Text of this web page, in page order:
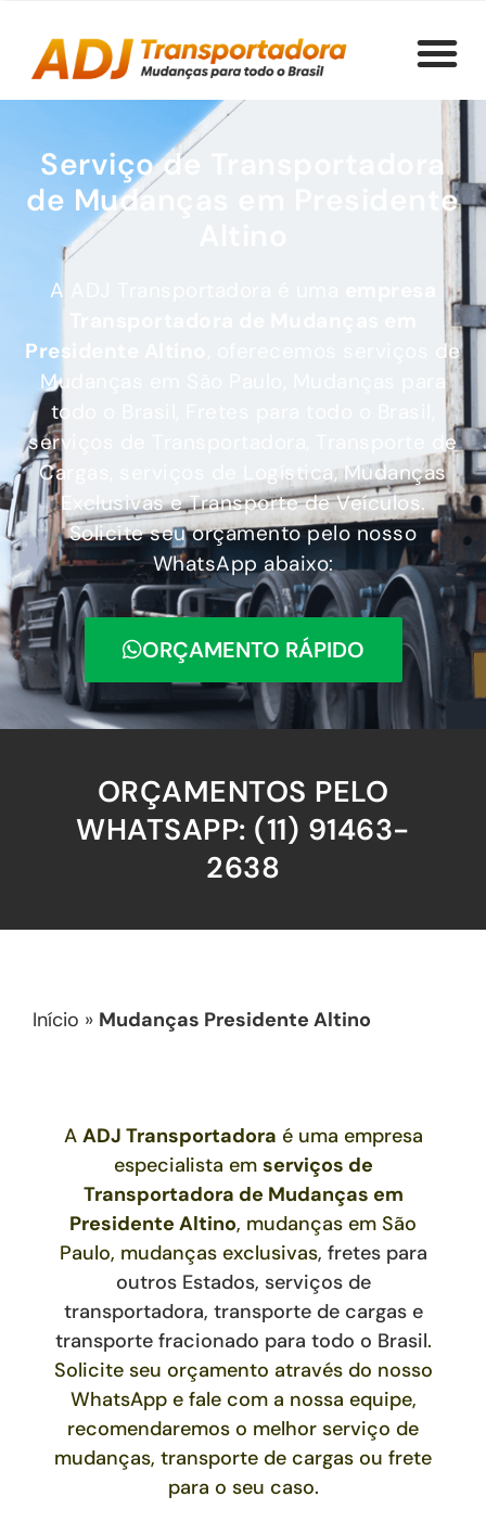
Serviço de Transportadora
de Mudanças em Presidente
A ADJ Transportadora é uma
Presidente Altino
, oferecemos serviços de
Mudanças em São Paulo, Mudanças para
todo o Brasil, Fretes para todo o Brasil,
serviços de Transportadora, Transporte de
Cargas, serviços de Logística, Mudanças
Exclusivas e Transporte de Veículos.
Solicite seu orçamento pelo nosso
WhatsApp abaixo:
ORÇAMENTO RÁPIDO
ORÇAMENTOS PELO
WHATSAPP: (11) 91463-
2638
Início » Mudanças Presidente Altino
A ADJ Transportadora é uma empresa
especialista em serviços de
Transportadora de Mudanças em
Presidente Altino, mudanças em São
Paulo, mudanças exclusivas, fretes para
outros Estados, serviços de
transportadora, transporte de cargas e
transporte fracionado para todo o Brasil.
Solicite seu orçamento através do nosso
WhatsApp e fale com a nossa equipe,
recomendaremos o melhor serviço de
mudanças, transporte de cargas ou frete
para o seu caso.